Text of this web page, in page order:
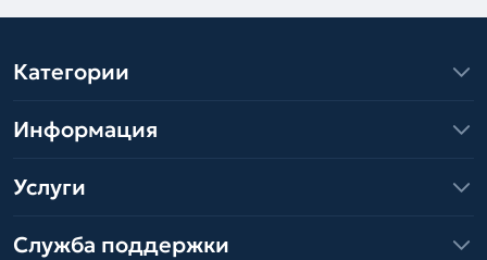
Категории
Информация
Услуги
Служба поддержки